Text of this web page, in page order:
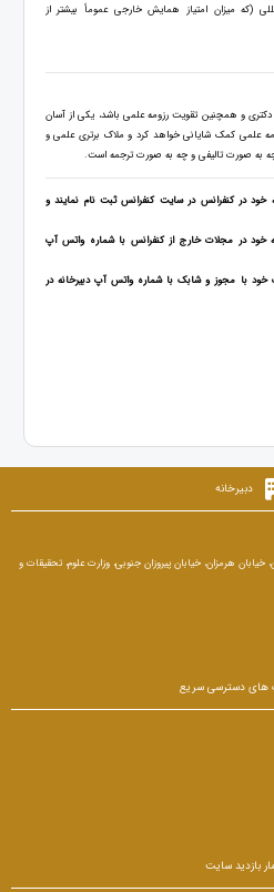
(که میزان امتیاز همایش خارجی عموماً بیشتر از
و همچنین تقویت رزومه علمی باشد، یکی از آسان
علمی کمک شایانی خواهد کرد و ملاک برتری علمی و
به صورت تالیفی و چه به صورت ترجمه است.
خود در کنفرانس در سایت کنفرانس ثبت نام نمایند و
خود در مجلات خارج از کنفرانس با شماره واتس آپ
با مجوز و شابک با شماره واتس آپ دبیرخانه در
دبیرخانه
هرمزان، خیابان پیروزان جنوبی، وزارت علوم، تحقیقات و
های دسترسی سریع
بازدید سایت